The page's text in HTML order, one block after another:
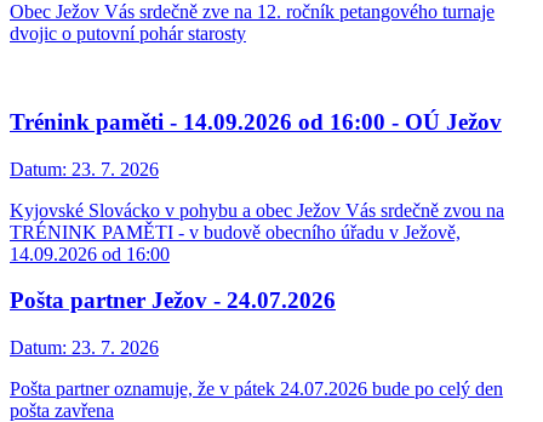
Obec Ježov Vás srdečně zve na 12. ročník petangového turnaje
dvojic o putovní pohár starosty
Trénink paměti - 14.09.2026 od 16:00 - OÚ Ježov
Datum: 23. 7. 2026
Kyjovské Slovácko v pohybu a obec Ježov Vás srdečně zvou na
TRÉNINK PAMĚTI - v budově obecního úřadu v Ježově,
14.09.2026 od 16:00
Pošta partner Ježov - 24.07.2026
Datum: 23. 7. 2026
Pošta partner oznamuje, že v pátek 24.07.2026 bude po celý den
pošta zavřena